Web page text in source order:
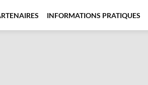
INFORMATIONS PRATIQUES